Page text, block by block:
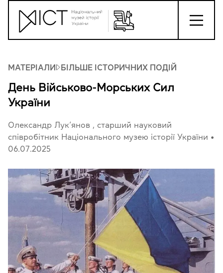
МАТЕРІАЛИ БІЛЬШЕ ІСТОРИЧНИХ ПОДІЙ
День Військово-Морських Сил
України
Олександр Лук’янов
, старший науковий
співробітник Національного музею історії України •
06.07.2025